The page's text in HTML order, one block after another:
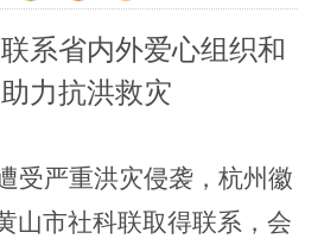
系省内外爱心组织和
力抗洪救灾
受严重洪灾侵袭，杭州徽
山市社科联取得联系，会